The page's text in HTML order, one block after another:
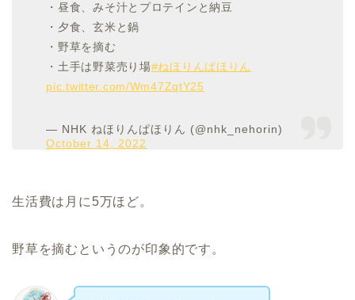
・昼食、みそ汁とプロテインと納豆
・夕食、玄米と鍋
・野草を摘む
・土手は野菜売り場#ねほりんぱほりん
pic.twitter.com/Wm47ZqtY25
— NHK ねほりんぱほりん (@nhk_nehorin)
October 14, 2022
生活費は月に5万ほど。
野草を摘むというのが印象的です。